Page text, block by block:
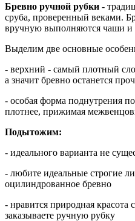
Бревно ручной рубки -
сруба, проверенный веками.
вручную выполняются чаши и
Выделим две основные
- верхний - самый плотный
а значит бревно останется
- особая форма поднутрения
плотнее, прижимая
Подытожим:
- идеального варианта не
- любите идеальные строгие
оцилиндрованное бревно
- нравится природная
заказываете ручную рубку